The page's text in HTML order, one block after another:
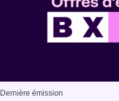
Dernière émission